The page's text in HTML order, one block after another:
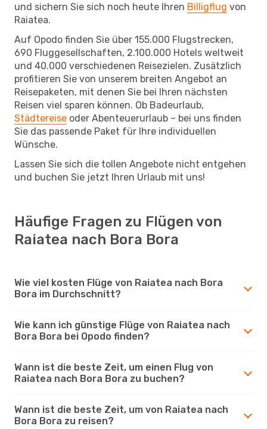
und sichern Sie sich noch heute Ihren Billigflug von
Raiatea.
Auf Opodo finden Sie über 155.000 Flugstrecken,
690 Fluggesellschaften, 2.100.000 Hotels weltweit
und 40.000 verschiedenen Reisezielen. Zusätzlich
profitieren Sie von unserem breiten Angebot an
Reisepaketen, mit denen Sie bei Ihren nächsten
Reisen viel sparen können. Ob Badeurlaub,
Städtereise oder Abenteuerurlaub – bei uns finden
Sie das passende Paket für Ihre individuellen
Wünsche.
Lassen Sie sich die tollen Angebote nicht entgehen
und buchen Sie jetzt Ihren Urlaub mit uns!
Häufige Fragen zu Flügen von
Raiatea nach Bora Bora
Wie viel kosten Flüge von Raiatea nach Bora
Bora im Durchschnitt?
Wie kann ich günstige Flüge von Raiatea nach
Bora Bora bei Opodo finden?
Wann ist die beste Zeit, um einen Flug von
Raiatea nach Bora Bora zu buchen?
Wann ist die beste Zeit, um von Raiatea nach
Bora Bora zu reisen?